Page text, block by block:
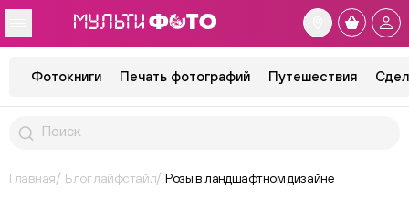
Фотокниги Печать фотографий Путешествия
Главная Блог лайфстайл Розы в ландшафтном дизайне